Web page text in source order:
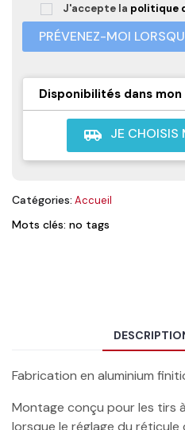
J'accepte la politique
PRÉVENEZ-MOI
Disponibilités dans mon
airport_shuttle JE CHOISIS
Catégories: Accueil
Mots clés: no tags
Fabrication en aluminium
Montage conçu pour les tirs
lorsque le réglage du